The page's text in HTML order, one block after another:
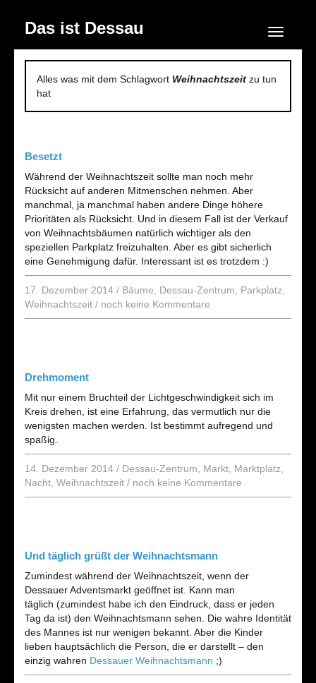
Das ist Dessau Navigation
Alles was mit dem Schlagwort Weihnachtszeit zu tun
hat
Besetzt
Während der Weihnachtszeit sollte man noch mehr
Rücksicht auf anderen Mitmenschen nehmen. Aber
manchmal, ja manchmal haben andere Dinge höhere
Prioritäten als Rücksicht. Und in diesem Fall ist der Verkauf
von Weihnachtsbäumen natürlich wichtiger als den
speziellen Parkplatz freizuhalten. Aber es gibt sicherlich
eine Genehmigung dafür. Interessant ist es trotzdem :)
17. Dezember 2014 / Bäume Dessau-Zentrum Parkplatz
Weihnachtszeit / noch keine Kommentare
Drehmoment
Mit nur einem Bruchteil der Lichtgeschwindigkeit sich im
Kreis drehen, ist eine Erfahrung, das vermutlich nur die
wenigsten machen werden. Ist bestimmt aufregend und
spaßig.
14. Dezember 2014 / Dessau-Zentrum Markt Marktplatz
Nacht Weihnachtszeit / noch keine Kommentare
Und täglich grüßt der Weihnachtsmann
Zumindest während der Weihnachtszeit, wenn der
Dessauer Adventsmarkt geöffnet ist. Kann man
täglich (zumindest habe ich den Eindruck, dass er jeden
Tag da ist) den Weihnachtsmann sehen. Die wahre Identität
des Mannes ist nur wenigen bekannt. Aber die Kinder
lieben hauptsächlich die Person, die er darstellt – den
einzig wahren Dessauer Weihnachtsmann ;)